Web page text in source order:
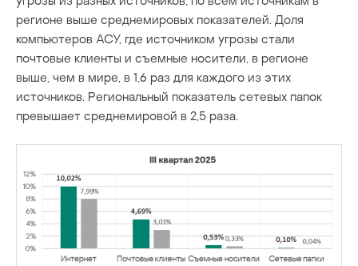
регионе выше среднемировых показателей. Доля
компьютеров АСУ, где источником угрозы стали
почтовые клиенты и съемные носители, в регионе
выше, чем в мире, в 1,6 раз для каждого из этих
источников. Региональный показатель сетевых папок
превышает среднемировой в 2,5 раза.